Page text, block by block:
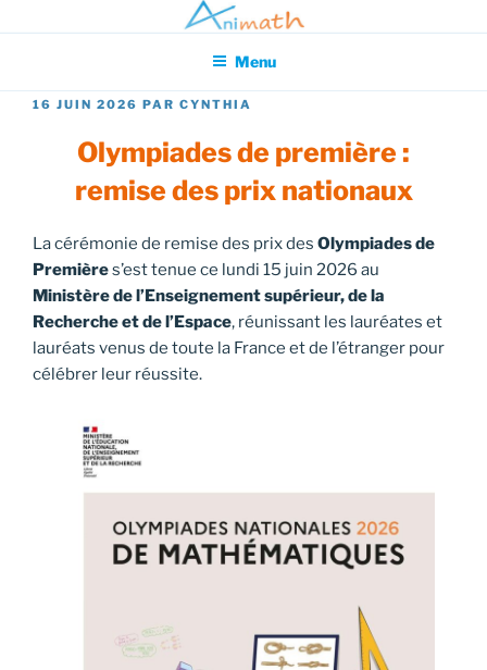
au
principal
Association pour l'Animation en Mathématiques
Menu
PUBLIÉ
16 JUIN 2026 PAR CYNTHIA
Olympiades de première :
remise des prix nationaux
La cérémonie de remise des prix des Olympiades de
Premières’est tenue ce lundi 15 juin 2026 au
Ministère de l’Enseignement supérieur, de la
Recherche et de l’Espace, réunissant les lauréates et
lauréats venus de toute la France et de l’étranger pour
célébrer leur réussite.